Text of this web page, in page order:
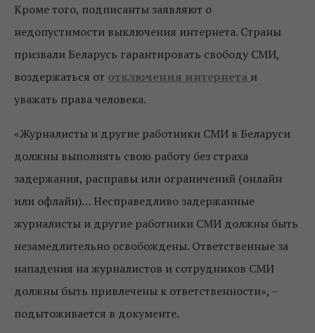
Кроме того, подписанты заявляют о
недопустимости выключения интернета. Страны
призвали Беларусь гарантировать свободу СМИ,
воздержаться от отключения интернета и
уважать права человека.
«Журналисты и другие работники СМИ в Беларуси
должны выполнять свою работу без страха
задержания, расправы или ограничений (онлайн
или офлайн)… Несправедливо задержанные
журналисты и другие работники СМИ должны быть
незамедлительно освобождены. Ответственные за
нападения на журналистов и сотрудников СМИ
должны быть привлечены к ответственности», –
подытоживается в документе.